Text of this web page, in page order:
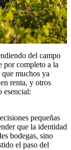
del campo
por completo a la
muchos ya
renta, y otros
esencial:
pequeñas
que la identidad
bodegas, sino
el paso del